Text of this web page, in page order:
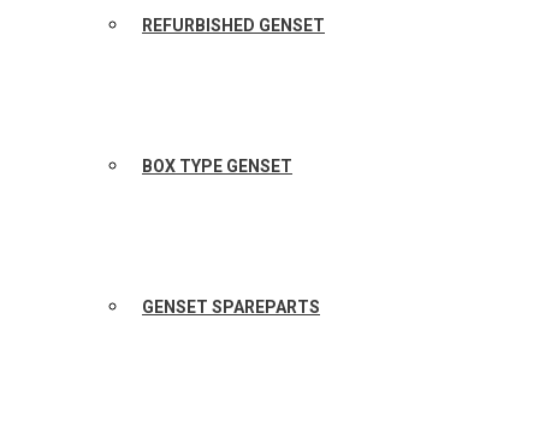
REFURBISHED GENSET
BOX TYPE GENSET
GENSET SPAREPARTS